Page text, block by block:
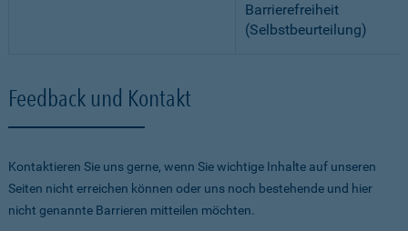
Barrierefreiheit
(Selbstbeurteilung)
Feedback und Kontakt
Kontaktieren Sie uns gerne, wenn Sie wichtige Inhalte auf unseren
Seiten nicht erreichen können oder uns noch bestehende und hier
nicht genannte Barrieren mitteilen möchten.